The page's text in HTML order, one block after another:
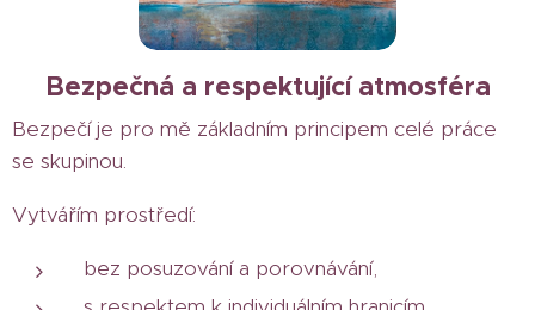
Bezpečná a respektující atmosféra
Bezpečí je pro mě základním principem celé práce
se skupinou.
Vytvářím prostředí:
bez posuzování a porovnávání,